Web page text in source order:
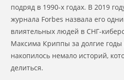
подряд в 1990-х годах. В 2019
журнала Forbes назвала его
влиятельных людей в СНГ-
Максима Криппы за долгие годы
накопилось немало историй,
делиться.